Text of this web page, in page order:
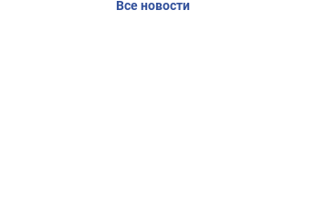
Все новости